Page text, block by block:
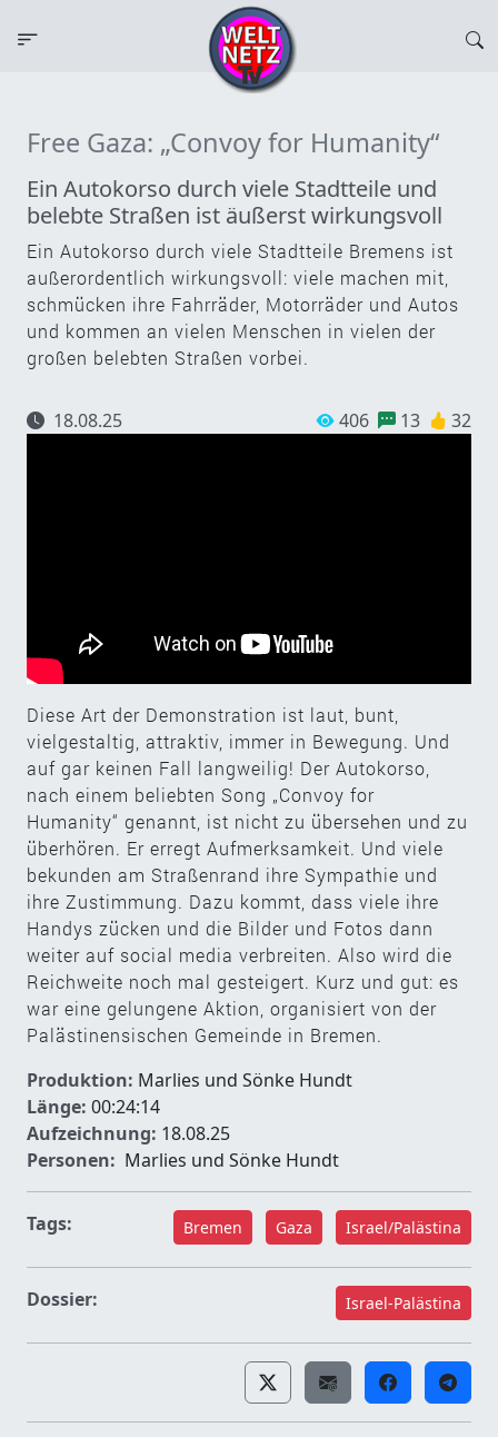
Free Gaza: „Convoy for Humanity“
Ein Autokorso durch viele Stadtteile und
belebte Straßen ist äußerst wirkungsvoll
Ein Autokorso durch viele Stadtteile Bremens ist
außerordentlich wirkungsvoll: viele machen mit,
schmücken ihre Fahrräder, Motorräder und Autos
und kommen an vielen Menschen in vielen der
großen belebten Straßen vorbei.
18.08.25 406 13 32
Diese Art der Demonstration ist laut, bunt,
vielgestaltig, attraktiv, immer in Bewegung. Und
auf gar keinen Fall langweilig! Der Autokorso,
nach einem beliebten Song „Convoy for
Humanity“ genannt, ist nicht zu übersehen und zu
überhören. Er erregt Aufmerksamkeit. Und viele
bekunden am Straßenrand ihre Sympathie und
ihre Zustimmung. Dazu kommt, dass viele ihre
Handys zücken und die Bilder und Fotos dann
weiter auf social media verbreiten. Also wird die
Reichweite noch mal gesteigert. Kurz und gut: es
war eine gelungene Aktion, organisiert von der
Palästinensischen Gemeinde in Bremen.
Produktion: Marlies und Sönke Hundt
Länge: 00:24:14
Aufzeichnung: 18.08.25
Personen: Marlies und Sönke Hundt
Tags: Bremen Gaza Israel/Palästina
Dossier: Israel-Palästina